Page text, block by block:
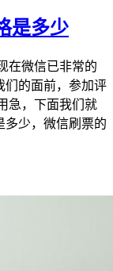
是多少
在微信已非常的
们的面前，参加评
急，下面我们就
多少，微信刷票的